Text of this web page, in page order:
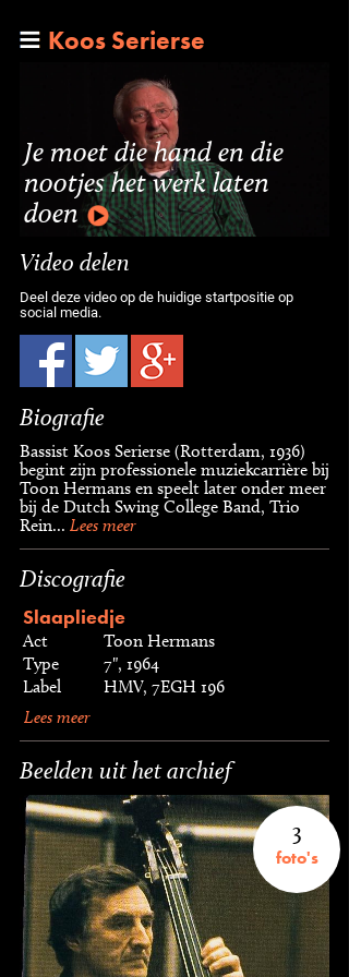
Koos Serierse
Je moet die hand en die
nootjes het werk laten
doen
Video delen
Deel deze video op de huidige startpositie op
social media.
Biografie
Bassist Koos Serierse (Rotterdam, 1936)
begint zijn professionele muziekcarrière bij
Toon Hermans en speelt later onder meer
bij de Dutch Swing College Band, Trio
Rein... Lees meer
Discografie
Slaapliedje
Act
Toon Hermans
Type
7", 1964
Label
HMV, 7EGH 196
Lees meer
Beelden uit het archief
3
foto's